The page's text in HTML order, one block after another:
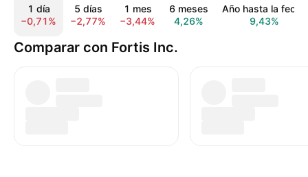
1 día
−0,71%
5 días
−2,77%
1 mes
−3,44%
6 meses
4,26%
Año hasta la fecha
9,43%
Comparar con Fortis Inc.